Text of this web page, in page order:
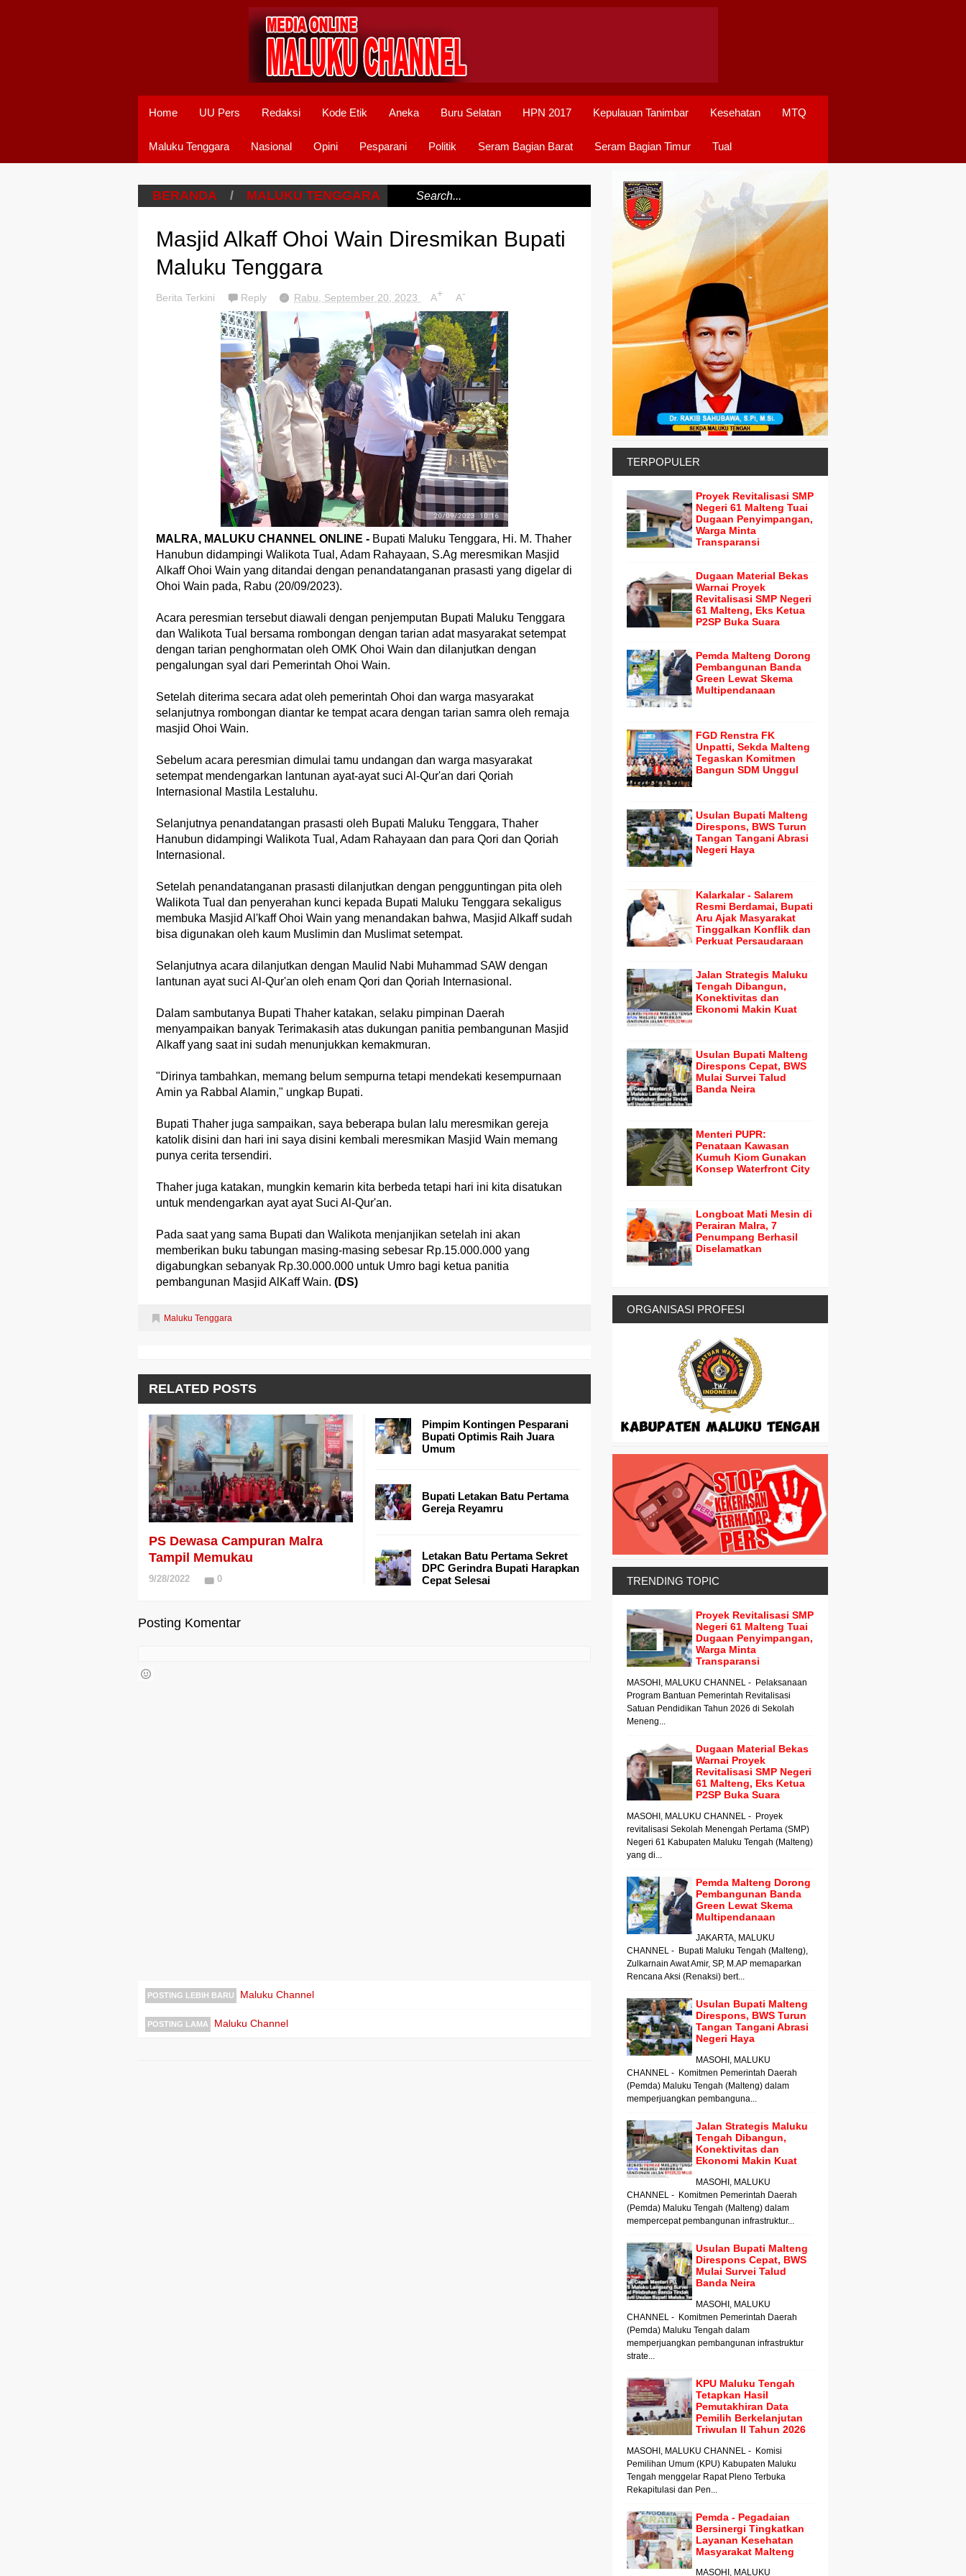
Home UU Pers Redaksi Kode Etik Aneka Buru Selatan HPN 2017 Kepulauan Tanimbar Kesehatan MTQ
Maluku Tenggara Nasional Opini Pesparani Politik Seram Bagian Barat Seram Bagian Timur Tual
BERANDA / MALUKU TENGGARA
Masjid Alkaff Ohoi Wain Diresmikan Bupati
Maluku Tenggara
Berita Terkini Reply Rabu, September 20, 2023 A+ A-
MALRA, MALUKU CHANNEL ONLINE - Bupati Maluku Tenggara, Hi. M. Thaher
Hanubun didampingi Walikota Tual, Adam Rahayaan, S.Ag meresmikan Masjid
Alkaff Ohoi Wain yang ditandai dengan penandatanganan prasasti yang digelar di
Ohoi Wain pada, Rabu (20/09/2023).
Acara peresmian tersebut diawali dengan penjemputan Bupati Maluku Tenggara
dan Walikota Tual bersama rombongan dengan tarian adat masyarakat setempat
dengan tarian penghormatan oleh OMK Ohoi Wain dan dilanjutkan dengan
pengalungan syal dari Pemerintah Ohoi Wain.
Setelah diterima secara adat oleh pemerintah Ohoi dan warga masyarakat
selanjutnya rombongan diantar ke tempat acara dengan tarian samra oleh remaja
masjid Ohoi Wain.
Sebelum acara peresmian dimulai tamu undangan dan warga masyarakat
setempat mendengarkan lantunan ayat-ayat suci Al-Qur'an dari Qoriah
Internasional Mastila Lestaluhu.
Selanjutnya penandatangan prasasti oleh Bupati Maluku Tenggara, Thaher
Hanubun didampingi Walikota Tual, Adam Rahayaan dan para Qori dan Qoriah
Internasional.
Setelah penandatanganan prasasti dilanjutkan dengan pengguntingan pita oleh
Walikota Tual dan penyerahan kunci kepada Bupati Maluku Tenggara sekaligus
membuka Masjid Al'kaff Ohoi Wain yang menandakan bahwa, Masjid Alkaff sudah
bisa digunakan oleh kaum Muslimin dan Muslimat setempat.
Selanjutnya acara dilanjutkan dengan Maulid Nabi Muhammad SAW dengan
lantunan ayat suci Al-Qur'an oleh enam Qori dan Qoriah Internasional.
Dalam sambutanya Bupati Thaher katakan, selaku pimpinan Daerah
menyampaikan banyak Terimakasih atas dukungan panitia pembangunan Masjid
Alkaff yang saat ini sudah menunjukkan kemakmuran.
"Dirinya tambahkan, memang belum sempurna tetapi mendekati kesempurnaan
Amin ya Rabbal Alamin," ungkap Bupati.
Bupati Thaher juga sampaikan, saya beberapa bulan lalu meresmikan gereja
katolik disini dan hari ini saya disini kembali meresmikan Masjid Wain memang
punya cerita tersendiri.
Thaher juga katakan, mungkin kemarin kita berbeda tetapi hari ini kita disatukan
untuk mendengarkan ayat ayat Suci Al-Qur'an.
Pada saat yang sama Bupati dan Walikota menjanjikan setelah ini akan
memberikan buku tabungan masing-masing sebesar Rp.15.000.000 yang
digabungkan sebanyak Rp.30.000.000 untuk Umro bagi ketua panitia
pembangunan Masjid AlKaff Wain. (DS)
Maluku Tenggara
RELATED POSTS
PS Dewasa Campuran Malra
Tampil Memukau
9/28/2022 0
Pimpim Kontingen Pesparani
Bupati Optimis Raih Juara
Umum
Bupati Letakan Batu Pertama
Gereja Reyamru
Letakan Batu Pertama Sekret
DPC Gerindra Bupati Harapkan
Cepat Selesai
Posting Komentar
POSTING LEBIH BARU Maluku Channel
POSTING LAMA Maluku Channel
TERPOPULER
Proyek Revitalisasi SMP
Negeri 61 Malteng Tuai
Dugaan Penyimpangan,
Warga Minta
Transparansi
Dugaan Material Bekas
Warnai Proyek
Revitalisasi SMP Negeri
61 Malteng, Eks Ketua
P2SP Buka Suara
Pemda Malteng Dorong
Pembangunan Banda
Green Lewat Skema
Multipendanaan
FGD Renstra FK
Unpatti, Sekda Malteng
Tegaskan Komitmen
Bangun SDM Unggul
Usulan Bupati Malteng
Direspons, BWS Turun
Tangan Tangani Abrasi
Negeri Haya
Kalarkalar - Salarem
Resmi Berdamai, Bupati
Aru Ajak Masyarakat
Tinggalkan Konflik dan
Perkuat Persaudaraan
Jalan Strategis Maluku
Tengah Dibangun,
Konektivitas dan
Ekonomi Makin Kuat
Usulan Bupati Malteng
Direspons Cepat, BWS
Mulai Survei Talud
Banda Neira
Menteri PUPR:
Penataan Kawasan
Kumuh Kiom Gunakan
Konsep Waterfront City
Longboat Mati Mesin di
Perairan Malra, 7
Penumpang Berhasil
Diselamatkan
ORGANISASI PROFESI
TRENDING TOPIC
Proyek Revitalisasi SMP
Negeri 61 Malteng Tuai
Dugaan Penyimpangan,
Warga Minta
Transparansi
MASOHI, MALUKU CHANNEL - Pelaksanaan
Program Bantuan Pemerintah Revitalisasi
Satuan Pendidikan Tahun 2026 di Sekolah
Meneng...
Dugaan Material Bekas
Warnai Proyek
Revitalisasi SMP Negeri
61 Malteng, Eks Ketua
P2SP Buka Suara
MASOHI, MALUKU CHANNEL - Proyek
revitalisasi Sekolah Menengah Pertama (SMP)
Negeri 61 Kabupaten Maluku Tengah (Malteng)
yang di...
Pemda Malteng Dorong
Pembangunan Banda
Green Lewat Skema
Multipendanaan
JAKARTA, MALUKU
CHANNEL - Bupati Maluku Tengah (Malteng),
Zulkarnain Awat Amir, SP, M.AP memaparkan
Rencana Aksi (Renaksi) bert...
Usulan Bupati Malteng
Direspons, BWS Turun
Tangan Tangani Abrasi
Negeri Haya
MASOHI, MALUKU
CHANNEL - Komitmen Pemerintah Daerah
(Pemda) Maluku Tengah (Malteng) dalam
memperjuangkan pembanguna...
Jalan Strategis Maluku
Tengah Dibangun,
Konektivitas dan
Ekonomi Makin Kuat
MASOHI, MALUKU
CHANNEL - Komitmen Pemerintah Daerah
(Pemda) Maluku Tengah (Malteng) dalam
mempercepat pembangunan infrastruktur...
Usulan Bupati Malteng
Direspons Cepat, BWS
Mulai Survei Talud
Banda Neira
MASOHI, MALUKU
CHANNEL - Komitmen Pemerintah Daerah
(Pemda) Maluku Tengah dalam
memperjuangkan pembangunan infrastruktur
strate...
KPU Maluku Tengah
Tetapkan Hasil
Pemutakhiran Data
Pemilih Berkelanjutan
Triwulan II Tahun 2026
MASOHI, MALUKU CHANNEL - Komisi
Pemilihan Umum (KPU) Kabupaten Maluku
Tengah menggelar Rapat Pleno Terbuka
Rekapitulasi dan Pen...
Pemda - Pegadaian
Bersinergi Tingkatkan
Layanan Kesehatan
Masyarakat Malteng
MASOHI, MALUKU